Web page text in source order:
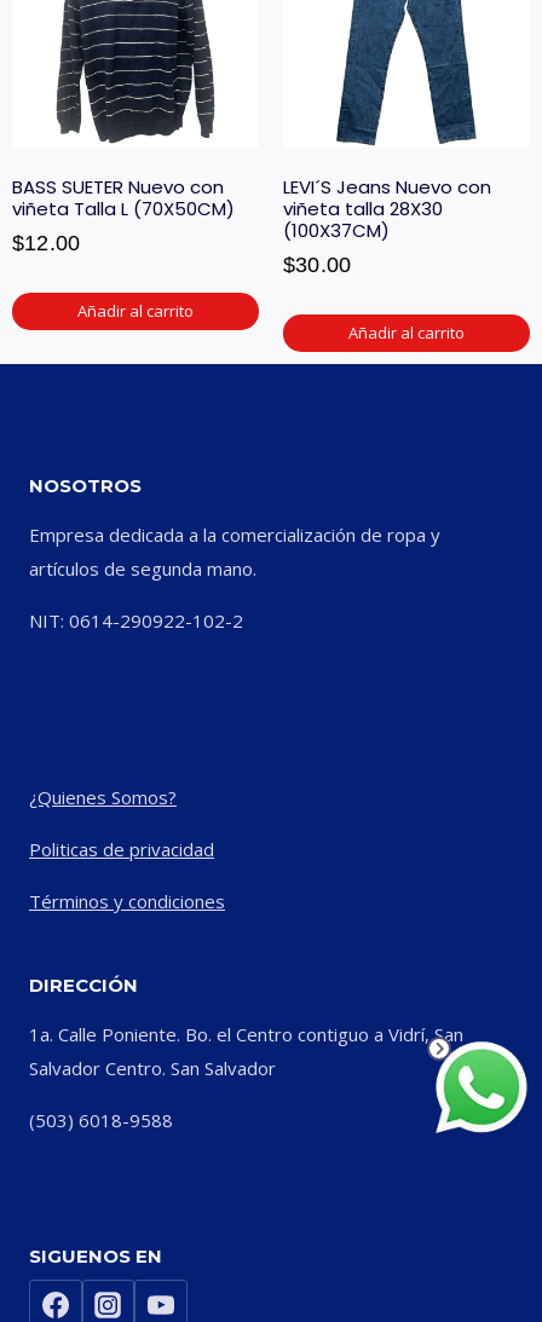
BASS SUETER Nuevo con
viñeta Talla L (70X50CM)
$12.00
Añadir al carrito
LEVI´S Jeans Nuevo con
viñeta talla 28X30
(100X37CM)
$30.00
Añadir al carrito
NOSOTROS
Empresa dedicada a la comercialización de ropa y
artículos de segunda mano.
NIT: 0614-290922-102-2
¿Quienes Somos?
Politicas de privacidad
Términos y condiciones
DIRECCIÓN
1a. Calle Poniente. Bo. el Centro contiguo a Vidrí, San
Salvador Centro. San Salvador
(503) 6018-9588
SIGUENOS EN